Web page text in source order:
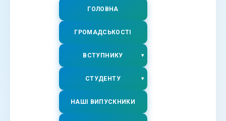
ГОЛОВНА
ГРОМАДСЬКОСТІ
ВСТУПНИКУ
СТУДЕНТУ
НАШІ ВИПУСКНИКИ